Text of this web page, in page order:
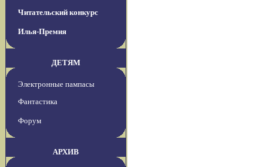
Читательский конкурс
Илья-Премия
ДЕТЯМ
Электронные пампасы
Фантастика
Форум
АРХИВ